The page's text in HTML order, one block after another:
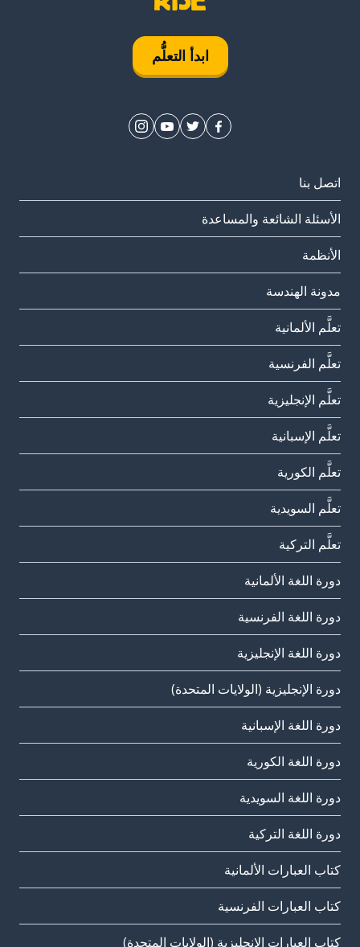
ابدأ التعلُّم
اتصل بنا
الأسئلة الشائعة والمساعدة
الأنظمة
مدونة الهندسة
تعلَّم الألمانية
تعلَّم الفرنسية
تعلَّم الإنجليزية
تعلَّم الإسبانية
تعلَّم الكورية
تعلَّم السويدية
تعلَّم التركية
دورة اللغة الألمانية
دورة اللغة الفرنسية
دورة اللغة الإنجليزية
دورة الإنجليزية (الولايات المتحدة)
دورة اللغة الإسبانية
دورة اللغة الكورية
دورة اللغة السويدية
دورة اللغة التركية
كتاب العبارات الألمانية
كتاب العبارات الفرنسية
كتاب العبارات الإنجليزية (الولايات المتحدة)